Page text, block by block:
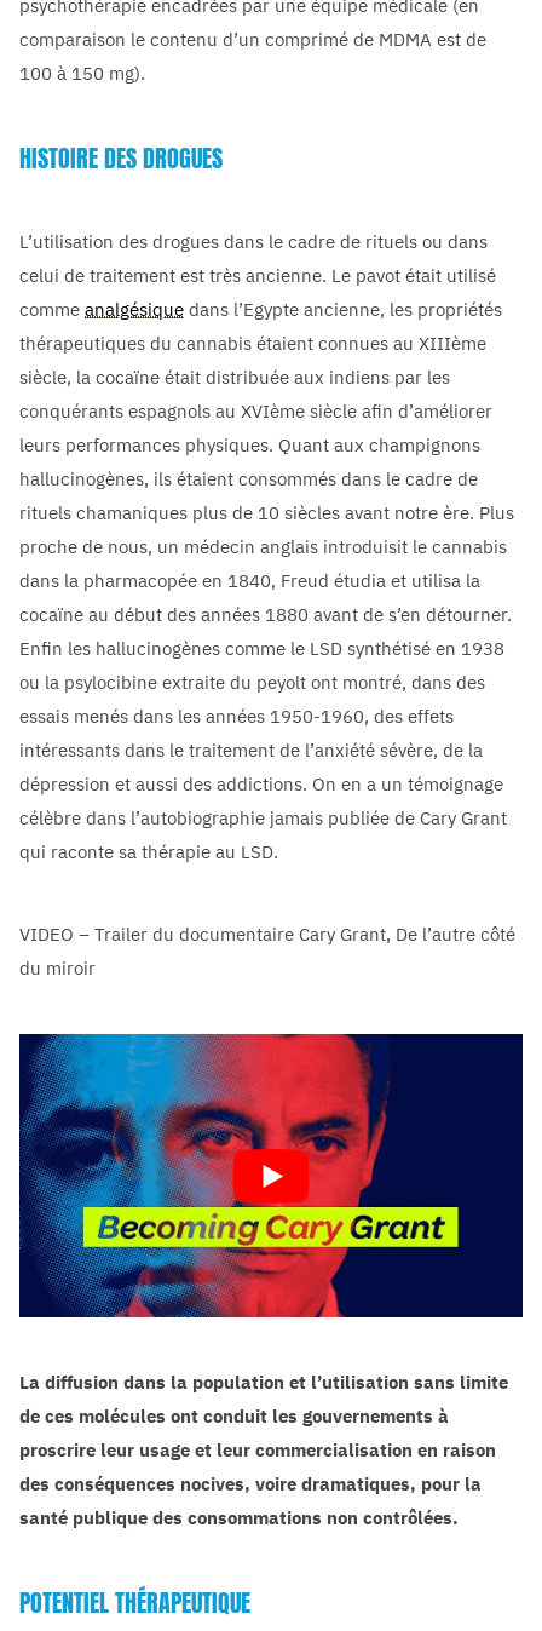
psychothérapie encadrées par une équipe médicale (en
comparaison le contenu d’un comprimé de MDMA est de
100 à 150 mg).
HISTOIRE DES DROGUES
L’utilisation des drogues dans le cadre de rituels ou dans
celui de traitement est très ancienne. Le pavot était utilisé
comme analgésique dans l’Egypte ancienne, les propriétés
thérapeutiques du cannabis étaient connues au XIIIème
siècle, la cocaïne était distribuée aux indiens par les
conquérants espagnols au XVIème siècle afin d’améliorer
leurs performances physiques. Quant aux champignons
hallucinogènes, ils étaient consommés dans le cadre de
rituels chamaniques plus de 10 siècles avant notre ère. Plus
proche de nous, un médecin anglais introduisit le cannabis
dans la pharmacopée en 1840, Freud étudia et utilisa la
cocaïne au début des années 1880 avant de s’en détourner.
Enfin les hallucinogènes comme le LSD synthétisé en 1938
ou la psylocibine extraite du peyolt ont montré, dans des
essais menés dans les années 1950-1960, des effets
intéressants dans le traitement de l’anxiété sévère, de la
dépression et aussi des addictions. On en a un témoignage
célèbre dans l’autobiographie jamais publiée de Cary Grant
qui raconte sa thérapie au LSD.
VIDEO – Trailer du documentaire Cary Grant, De l’autre côté
du miroir
La diffusion dans la population et l’utilisation sans limite
de ces molécules ont conduit les gouvernements à
proscrire leur usage et leur commercialisation en raison
des conséquences nocives, voire dramatiques, pour la
santé publique des consommations non contrôlées.
POTENTIEL THÉRAPEUTIQUE